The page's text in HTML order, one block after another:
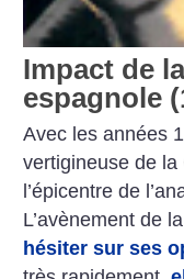
Impact de
espagnole
Avec les années
vertigineuse de la
l’épicentre de
L’avènement de
hésiter sur ses